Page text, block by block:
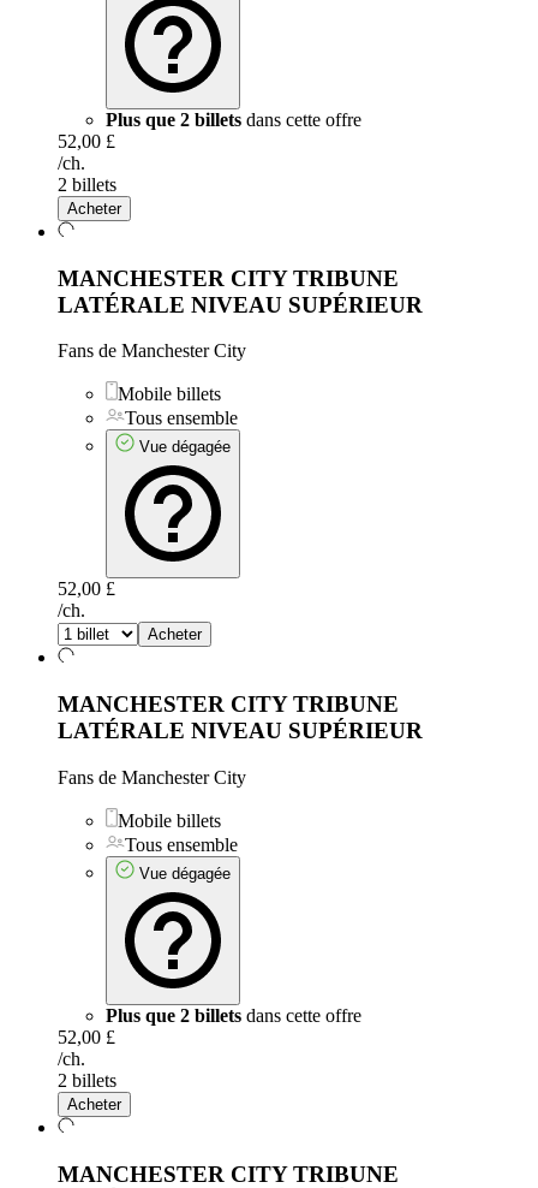
Plus que 2 billets dans cette offre
52,00 £
/ch.
2 billets
Acheter
MANCHESTER CITY TRIBUNE
LATÉRALE NIVEAU SUPÉRIEUR
Fans de Manchester City
Mobile billets
Tous ensemble
Vue dégagée
52,00 £
/ch.
Acheter
MANCHESTER CITY TRIBUNE
LATÉRALE NIVEAU SUPÉRIEUR
Fans de Manchester City
Mobile billets
Tous ensemble
Vue dégagée
Plus que 2 billets dans cette offre
52,00 £
/ch.
2 billets
Acheter
MANCHESTER CITY TRIBUNE